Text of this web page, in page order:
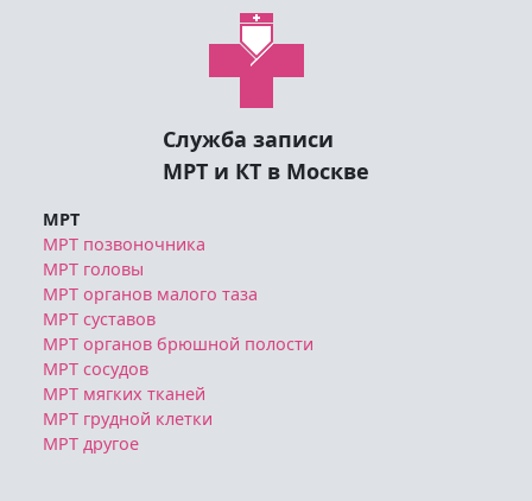
необходимой подготовке можно
позвонив по телефону
8 (495) 125-08-64
Служба записи
МРТ и КТ в Москве
МРТ